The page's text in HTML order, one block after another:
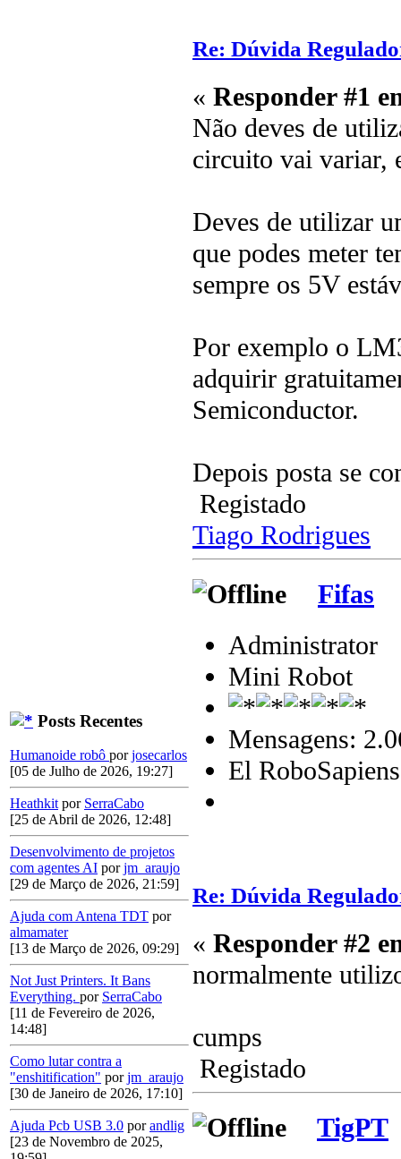
Posts Recentes
Humanoide robô porjosecarlos
[05 de Julho de 2026, 19:27]
Heathkit por SerraCabo
[25 de Abril de 2026, 12:48]
Desenvolvimento de projetos
com agentes AI porjm_araujo
[29 de Março de 2026, 21:59]
Ajuda com Antena TDT por
almamater
[13 de Março de 2026, 09:29]
Not Just Printers. It Bans
Everything. por SerraCabo
[11 de Fevereiro de 2026,
14:48]
Como lutar contra a
"enshitification" porjm_araujo
[30 de Janeiro de 2026, 17:10]
Ajuda Pcb USB 3.0 porandlig
[23 de Novembro de 2025,
Re: Dúvida
« Responder #1
Não deves de
circuito vai variar,
Deves de utilizar
que podes meter
sempre os 5V
Por exemplo o
adquirir
Semiconductor.
Depois posta se
Registado
Tiago Rodrigues
Fifas
Administrator
Mini Robot
Mensagens:
El RoboSapiens
Re: Dúvida
« Responder #2
normalmente
cumps
Registado
TigPT